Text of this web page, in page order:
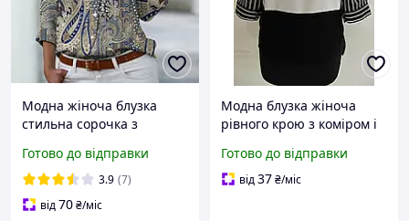
Модна жіноча блузка
стильна сорочка з
Готово до відправки
3.9 (7)
від70₴/міс
Модна блузка жіноча
рівного крою з коміром і
Готово до відправки
від37₴/міс